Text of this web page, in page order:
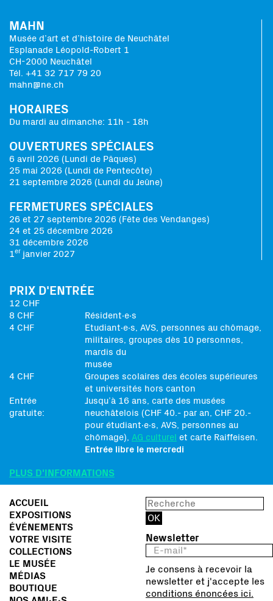
MAHN
Musée d’art et d’histoire de Neuchâtel
Esplanade Léopold-Robert 1
CH-2000 Neuchâtel
Tél. +41 32 717 79 20
mahn@ne.ch
HORAIRES
Du mardi au dimanche: 11h - 18h
OUVERTURES SPÉCIALES
6 avril 2026 (Lundi de Pâques)
25 mai 2026 (Lundi de Pentecôte)
21 septembre 2026 (Lundi du Jeûne)
FERMETURES SPÉCIALES
26 et 27 septembre 2026 (Fête des Vendanges)
24 et 25 décembre 2026
31 décembre 2026
1er janvier 2027
PRIX D'ENTRÉE
12 CHF
8 CHF
Résident∙e∙s
4 CHF
Etudiant∙e∙s, AVS, personnes au chômage,
militaires, groupes dès 10 personnes,
mardis du
musée
4 CHF
Groupes scolaires des écoles supérieures
et universités hors canton
Entrée
gratuite:
Jusqu’à 16 ans, carte des musées
neuchâtelois (CHF 40.- par an, CHF 20.-
pour étudiant∙e∙s, AVS, personnes au
chômage), AG culturel et carte Raiffeisen.
Entrée libre le mercredi
PLUS D'INFORMATIONS
ACCUEIL
EXPOSITIONS
ÉVÉNEMENTS
VOTRE VISITE
COLLECTIONS
LE MUSÉE
MÉDIAS
BOUTIQUE
Newsletter
Je consens à recevoir la
newsletter et j'accepte les
conditions énoncées ici.